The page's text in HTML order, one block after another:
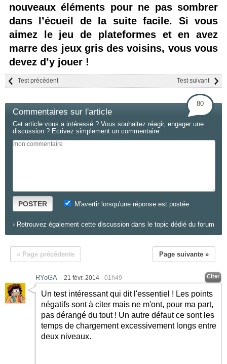
nouveaux éléments pour ne pas sombrer
dans l’écueil de la suite facile. Si vous
aimez le jeu de plateformes et en avez
marre des jeux gris des voisins, vous vous
devez d’y jouer !
Test suivant
Test précédent
Commentaires sur l'article
80
Cet article vous a intéressé ? Vous souhaitez réagir, engager une
discussion ? Ecrivez simplement un commentaire.
POSTER M'avertir lorsqu'une réponse est postée
› Retrouvez également cette discussion dans le topic dédié du forum
« Page précédente Page suivante »
RYoGA 21 févr. 2014 01h49 Citer
Un test intéressant qui dit l'essentiel ! Les points
négatifs sont à citer mais ne m'ont, pour ma part,
pas dérangé du tout ! Un autre défaut ce sont les
temps de chargement excessivement longs entre
deux niveaux.